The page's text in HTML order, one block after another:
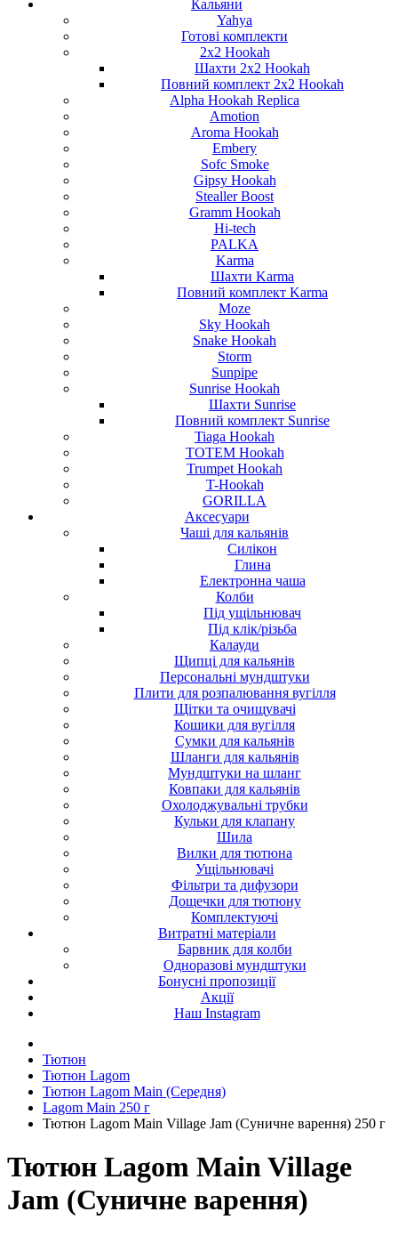
Кальяни
Yahya
Готові комплекти
2x2 Hookah
Шахти 2x2 Hookah
Повний комплект 2x2 Hookah
Alpha Hookah Replica
Amotion
Aroma Hookah
Embery
Sofc Smoke
Gipsy Hookah
Stealler Boost
Gramm Hookah
Hi-tech
PALKA
Karma
Шахти Karma
Повний комплект Karma
Moze
Sky Hookah
Snake Hookah
Storm
Sunpipe
Sunrise Hookah
Шахти Sunrise
Повний комплект Sunrise
Tiaga Hookah
TOTEM Hookah
Trumpet Hookah
T-Hookah
GORILLA
Аксесуари
Чаші для кальянів
Силікон
Глина
Електронна чаша
Колби
Під ущільнювач
Під клік/різьба
Калауди
Щипці для кальянів
Персональні мундштуки
Плити для розпалювання вугілля
Щітки та очищувачі
Кошики для вугілля
Сумки для кальянів
Шланги для кальянів
Мундштуки на шланг
Ковпаки для кальянів
Охолоджувальні трубки
Кульки для клапану
Шила
Вилки для тютюна
Ущільнювачі
Фільтри та дифузори
Дощечки для тютюну
Комплектуючі
Витратні матеріали
Барвник для колби
Одноразові мундштуки
Бонусні пропозиції
Акції
Наш Instagram
Тютюн
Тютюн Lagom
Тютюн Lagom Main (Середня)
Lagom Main 250 г
Тютюн Lagom Main Village Jam (Суничне варення) 250 г
Тютюн Lagom Main Village
Jam (Суничне варення)